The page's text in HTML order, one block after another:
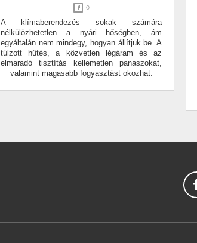
0
A klímaberendezés sokak számára
nélkülözhetetlen a nyári hőségben, ám
egyáltalán nem mindegy, hogyan állítjuk be. A
túlzott hűtés, a közvetlen légáram és az
elmaradó tisztítás kellemetlen panaszokat,
valamint magasabb fogyasztást okozhat.